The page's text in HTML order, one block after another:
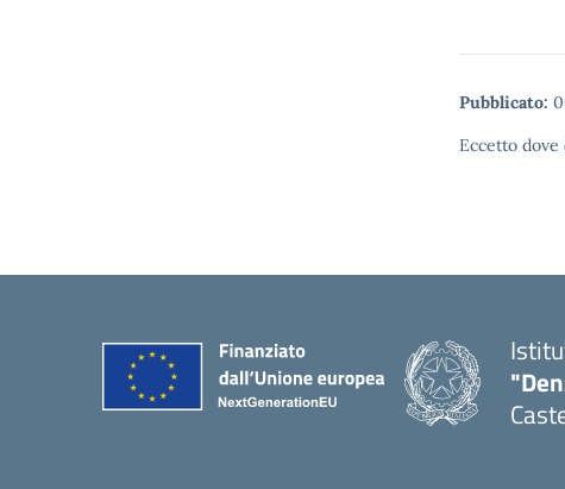
Pubblicato:
Eccetto